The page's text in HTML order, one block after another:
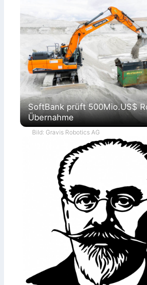
SoftBank prüft 500Mio.US$
Übernahme
Bild: Gravis Robotics AG